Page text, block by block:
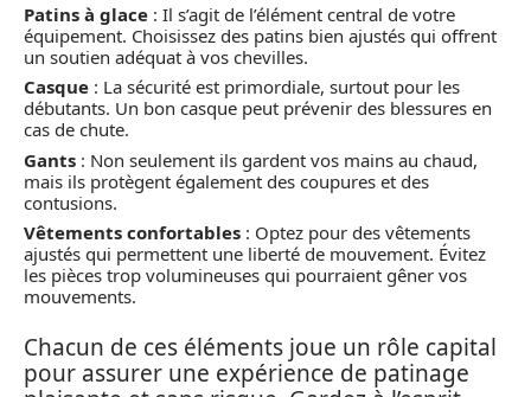
Patins à glace : Il s’agit de l’élément central de votre
équipement. Choisissez des patins bien ajustés qui offrent
un soutien adéquat à vos chevilles.
Casque : La sécurité est primordiale, surtout pour les
débutants. Un bon casque peut prévenir des blessures en
cas de chute.
Gants : Non seulement ils gardent vos mains au chaud,
mais ils protègent également des coupures et des
contusions.
Vêtements confortables : Optez pour des vêtements
ajustés qui permettent une liberté de mouvement. Évitez
les pièces trop volumineuses qui pourraient gêner vos
mouvements.
Chacun de ces éléments joue un rôle capital
pour assurer une expérience de patinage